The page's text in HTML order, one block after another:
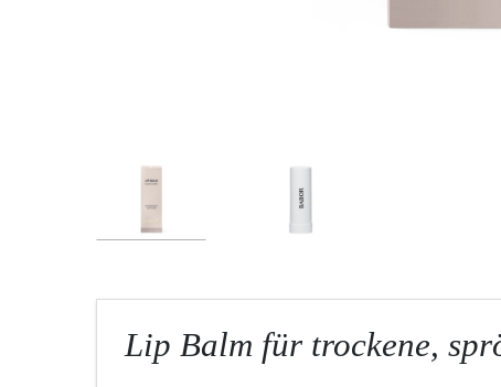
Lip Balm für trockene,